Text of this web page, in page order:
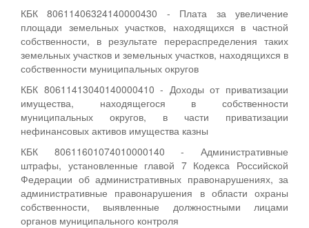
КБК 80611406324140000430 - Плата за увеличение
площади земельных участков, находящихся в частной
собственности, в результате перераспределения таких
земельных участков и земельных участков, находящихся в
собственности муниципальных округов
КБК 80611413040140000410 - Доходы от приватизации
имущества, находящегося в собственности
муниципальных округов, в части приватизации
нефинансовых активов имущества казны
КБК 80611601074010000140 - Административные
штрафы, установленные главой 7 Кодекса Российской
Федерации об административных правонарушениях, за
административные правонарушения в области охраны
собственности, выявленные должностными лицами
органов муниципального контроля